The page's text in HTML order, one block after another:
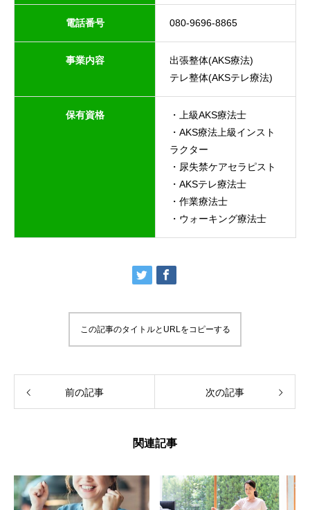
電話番号 080-9696-8865
事業内容
出張整体(AKS療法)
テレ整体(AKSテレ療法)
保有資格
・上級AKS療法士
・AKS療法上級インスト
ラクター
・尿失禁ケアセラピスト
・AKSテレ療法士
・作業療法士
・ウォーキング療法士
この記事のタイトルとURLをコピーする
前の記事 次の記事
関連記事